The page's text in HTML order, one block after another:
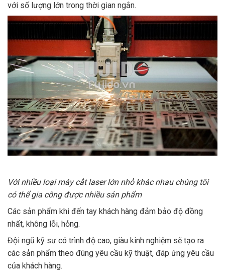
với số lượng lớn trong thời gian ngắn.
Với nhiều loại máy cắt laser lớn nhỏ khác nhau chúng tôi
có thể gia công được nhiều sản phẩm
Các sản phẩm khi đến tay khách hàng đảm bảo độ đồng
nhất, không lỗi, hỏng.
Đội ngũ kỹ sư có trình độ cao, giàu kinh nghiệm sẽ tạo ra
các sản phẩm theo đúng yêu cầu kỹ thuật, đáp ứng yêu cầu
của khách hàng.